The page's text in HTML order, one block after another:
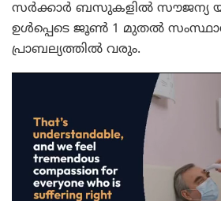
സർക്കാർ ബസുകളിൽ സൗജന്യ
ഉൾപ്പെടെ ജൂൺ 1 മുതൽ
പ്രാബല്യത്തിൽ വരും.